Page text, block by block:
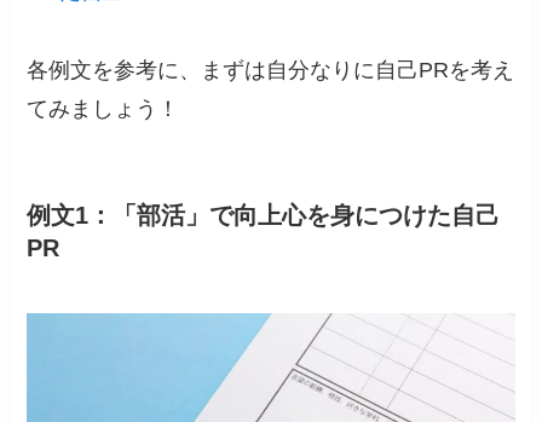
各例文を参考に、まずは自分なりに自己PRを考え
てみましょう！
例文1：「部活」で向上心を身につけた自己
PR